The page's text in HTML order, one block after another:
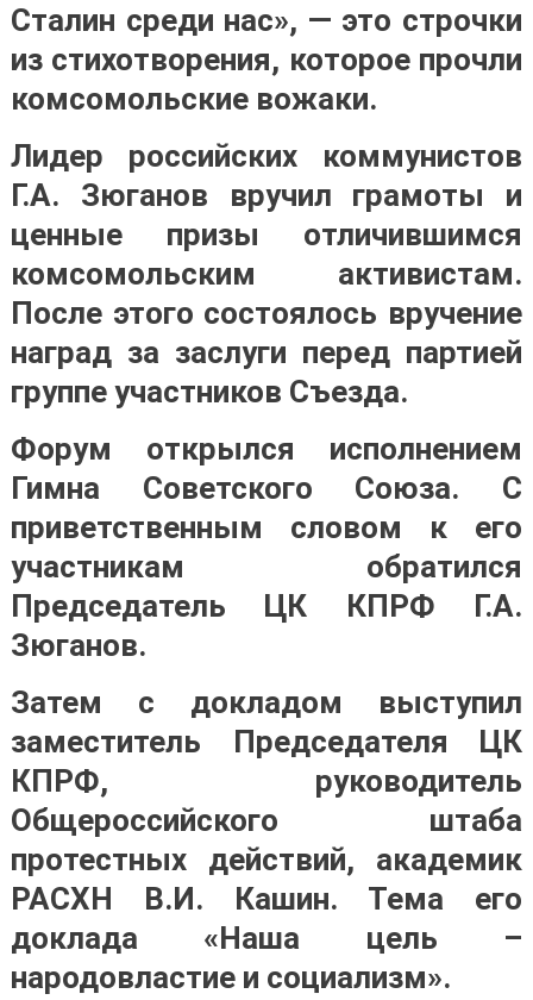
Сталин среди нас», — это строчки
из стихотворения, которое прочли
комсомольские вожаки.
Лидер российских коммунистов
Г.А. Зюганов вручил грамоты и
ценные призы отличившимся
комсомольским активистам.
После этого состоялось вручение
наград за заслуги перед партией
группе участников Съезда.
Форум открылся исполнением
Гимна Советского Союза. С
приветственным словом к его
участникам обратился
Председатель ЦК КПРФ Г.А.
Зюганов.
Затем с докладом выступил
заместитель Председателя ЦК
КПРФ, руководитель
Общероссийского штаба
протестных действий, академик
РАСХН В.И. Кашин. Тема его
доклада «Наша цель –
народовластие и социализм».